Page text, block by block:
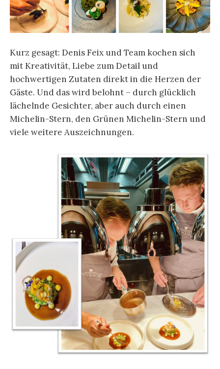
Kurz gesagt: Denis Feix und Team kochen sich
mit Kreativität, Liebe zum Detail und
hochwertigen Zutaten direkt in die Herzen der
Gäste. Und das wird belohnt – durch glücklich
lächelnde Gesichter, aber auch durch einen
Michelin-Stern, den Grünen Michelin-Stern und
viele weitere Auszeichnungen.